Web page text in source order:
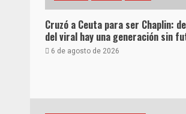
Cruzó a Ceuta para ser Chaplin:
del viral hay una generación sin
6 de agosto de 2026